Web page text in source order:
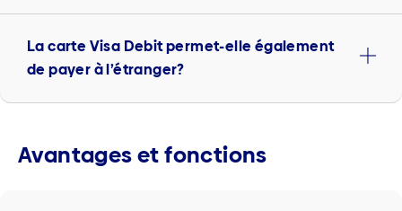
La carte Visa Debit permet-elle également
de payer à l’étranger?
Avantages et fonctions